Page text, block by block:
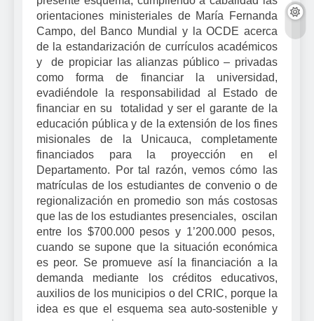
orientaciones ministeriales de María Fernanda
Campo, del Banco Mundial y la OCDE acerca
de la estandarización de currículos académicos
y de propiciar las alianzas público – privadas
como forma de financiar la universidad,
evadiéndole la responsabilidad al Estado de
financiar en su totalidad y ser el garante de la
educación pública y de la extensión de los fines
misionales de la Unicauca, completamente
financiados para la proyección en el
Departamento. Por tal razón, vemos cómo las
matrículas de los estudiantes de convenio o de
regionalización en promedio son más costosas
que las de los estudiantes presenciales, oscilan
entre los $700.000 pesos y 1’200.000 pesos,
cuando se supone que la situación económica
es peor. Se promueve así la financiación a la
demanda mediante los créditos educativos,
auxilios de los municipios o del CRIC, porque la
idea es que el esquema sea auto-sostenible y